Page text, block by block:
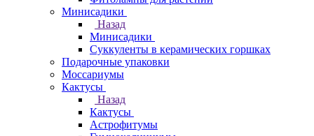
Минисадики
Назад
Минисадики
Суккуленты в керамических горшках
Подарочные упаковки
Моссариумы
Кактусы
Назад
Кактусы
Астрофитумы